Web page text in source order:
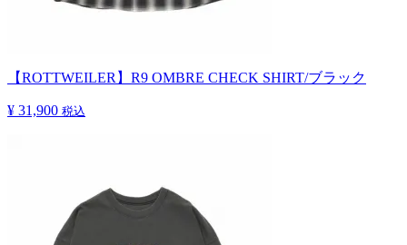
【ROTTWEILER】R9 OMBRE CHECK SHIRT/ブラック
¥ 31,900 税込